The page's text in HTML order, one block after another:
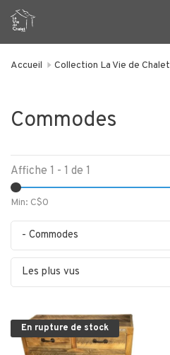
Accueil Collection La Vie de Chalet
Commodes
Affiche 1 - 1 de 1
Min: C$0
- Commodes
Les plus vus
En rupture de stock